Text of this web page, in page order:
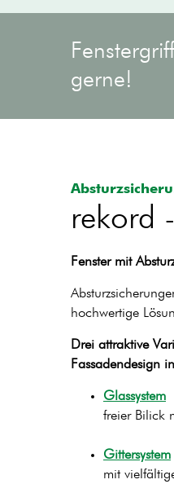
gerne!
rekord
Fenster mit
hochwertige
Drei attraktive
Fassadendesign
Glassystem
freier Bilick
Gittersystem
mit